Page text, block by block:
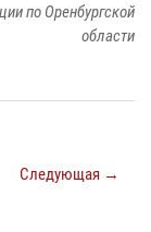
по Оренбургской
области
Следующая →